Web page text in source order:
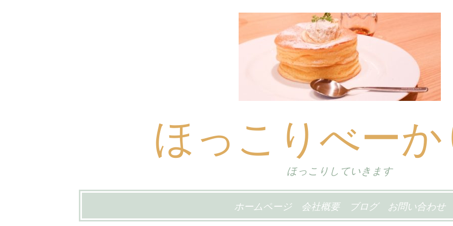
ほっこりべー
ほっこりしていきます
ン
ホームページ 会社概要 ブログ お問い合わせ